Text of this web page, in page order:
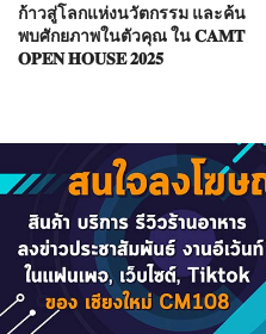
ก้าวสู่โลกแห่งนวัตกรรม และค้น
พบศักยภาพในตัวคุณ ใน 𝐂𝐀𝐌𝐓
𝐎𝐏𝐄𝐍 𝐇𝐎𝐔𝐒𝐄 𝟐𝟎𝟐𝟓